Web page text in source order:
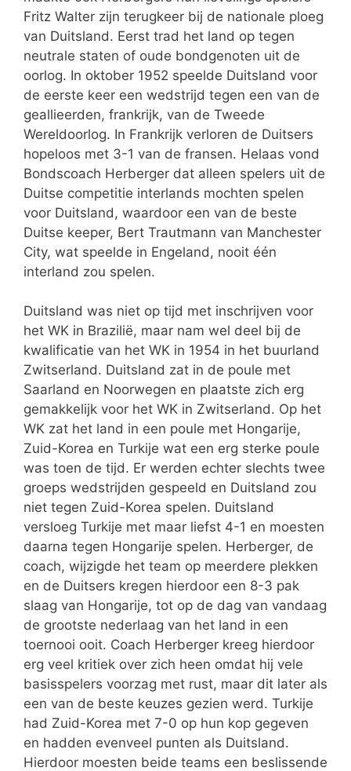
Fritz Walter zijn terugkeer bij de nationale ploeg
van Duitsland. Eerst trad het land op tegen
neutrale staten of oude bondgenoten uit de
oorlog. In oktober 1952 speelde Duitsland voor
de eerste keer een wedstrijd tegen een van de
geallieerden, frankrijk, van de Tweede
Wereldoorlog. In Frankrijk verloren de Duitsers
hopeloos met 3-1 van de fransen. Helaas vond
Bondscoach Herberger dat alleen spelers uit de
Duitse competitie interlands mochten spelen
voor Duitsland, waardoor een van de beste
Duitse keeper, Bert Trautmann van Manchester
City, wat speelde in Engeland, nooit één
interland zou spelen.
Duitsland was niet op tijd met inschrijven voor
het WK in Brazilië, maar nam wel deel bij de
kwalificatie van het WK in 1954 in het buurland
Zwitserland. Duitsland zat in de poule met
Saarland en Noorwegen en plaatste zich erg
gemakkelijk voor het WK in Zwitserland. Op het
WK zat het land in een poule met Hongarije,
Zuid-Korea en Turkije wat een erg sterke poule
was toen de tijd. Er werden echter slechts twee
groeps wedstrijden gespeeld en Duitsland zou
niet tegen Zuid-Korea spelen. Duitsland
versloeg Turkije met maar liefst 4-1 en moesten
daarna tegen Hongarije spelen. Herberger, de
coach, wijzigde het team op meerdere plekken
en de Duitsers kregen hierdoor een 8-3 pak
slaag van Hongarije, tot op de dag van vandaag
de grootste nederlaag van het land in een
toernooi ooit. Coach Herberger kreeg hierdoor
erg veel kritiek over zich heen omdat hij vele
basisspelers voorzag met rust, maar dit later als
een van de beste keuzes gezien werd. Turkije
had Zuid-Korea met 7-0 op hun kop gegeven
en hadden evenveel punten als Duitsland.
Hierdoor moesten beide teams een beslissende